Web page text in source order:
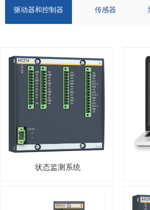
驱动器和控制器 传感器
状态监测系统